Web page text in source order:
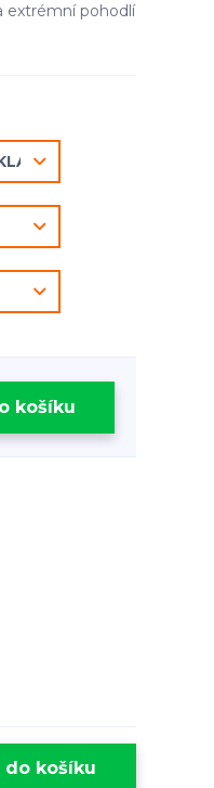
extrémní pohodlí
košíku
do košíku